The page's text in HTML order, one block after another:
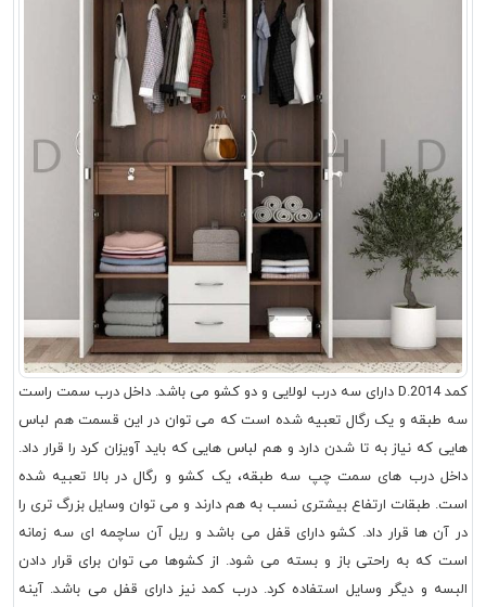
کمد D.2014 دارای سه درب لولایی و دو کشو می باشد. داخل درب سمت راست
سه طبقه و یک رگال تعبیه شده است که می توان در این قسمت هم لباس
هایی که نیاز به تا شدن دارد و هم لباس هایی که باید آویزان کرد را قرار داد.
داخل درب های سمت چپ سه طبقه، یک کشو و رگال در بالا تعبیه شده
است. طبقات ارتفاع بیشتری نسب به هم دارند و می توان وسایل بزرگ تری را
در آن ها قرار داد. کشو دارای قفل می باشد و ریل آن ساچمه ای سه زمانه
است که به راحتی باز و بسته می شود. از کشوها می توان برای قرار دادن
البسه و دیگر وسایل استفاده کرد. درب کمد نیز دارای قفل می باشد. آینه